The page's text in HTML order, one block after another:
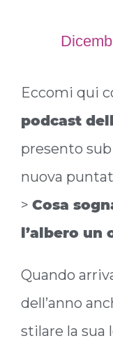
Eccomi qui
podcast
presento
nuova
> Cosa
l’albero un
Quando
dell’anno
stilare la sua